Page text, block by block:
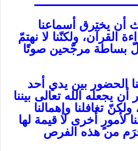
أن يخترق أسماعنا
ولكنّنا لا نهتمّ
بساطة مرجّحين صوتًا
الحضور بين يدي أحد
أن يجعله الله تعالى بيننا
تغافلنا وإهمالنا
لأمورٍ أخرى لا قيمة لها
من هذه الفرص